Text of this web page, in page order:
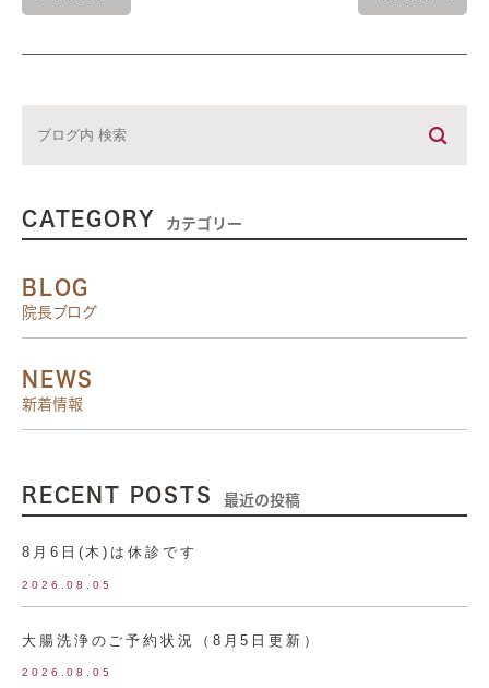
CATEGORY カテゴリー
BLOG
院長ブログ
NEWS
新着情報
RECENT POSTS 最近の投稿
8月6日(木)は休診です
2026.08.05
大腸洗浄のご予約状況（8月5日更新）
2026.08.05